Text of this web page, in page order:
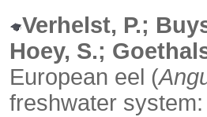
Verhelst, P.;
Hoey, S.;
European eel (
freshwater